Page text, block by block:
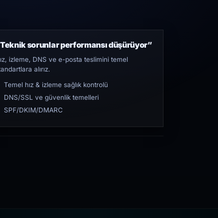
sorunlar performansı düşürüyor”
izleme, DNS ve e-posta teslimini temel
alırız.
Temel hız & izleme sağlık kontrolü
DNS/SSL ve güvenlik temelleri
SPF/DKIM/DMARC